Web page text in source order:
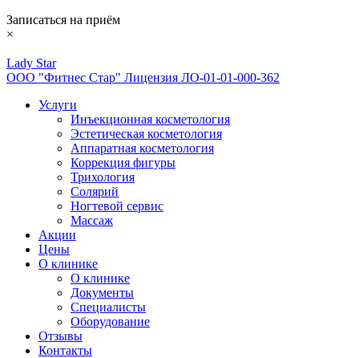
Записаться на приём
×
Lady Star
ООО "Фитнес Стар" Лицензия ЛО-01-01-000-362
Услуги
Инъекционная косметология
Эстетическая косметология
Аппаратная косметология
Коррекция фигуры
Трихология
Солярий
Ногтевой сервис
Массаж
Акции
Цены
О клинике
О клинике
Документы
Специалисты
Оборудование
Отзывы
Контакты